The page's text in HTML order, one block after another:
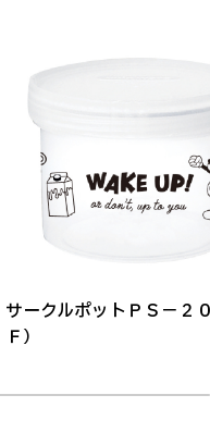
サークルポットＰＳ－２
Ｆ）